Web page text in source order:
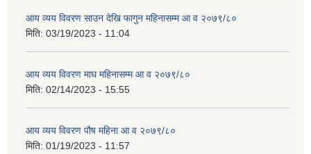
आय व्यय विवरण साउन देखि फागुन महिनासम्म आ व २०७९/८०
मिति: 03/19/2023 - 11:04
आय व्यय विवरण माघ महिनासम्म आ व २०७९/८०
मिति: 02/14/2023 - 15:55
आय व्यय विवरण पौष महिना आ व २०७९/८०
मिति: 01/19/2023 - 11:57